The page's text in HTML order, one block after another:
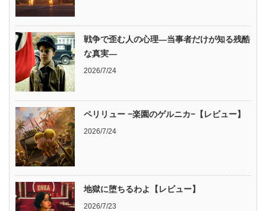
戦争で歪む人の心理―当事者だけが知る残酷
な真実―
2026/7/24
ペリリュー −楽園のゲルニカ−【レビュー】
2026/7/24
地獄に堕ちるわよ【レビュー】
2026/7/23